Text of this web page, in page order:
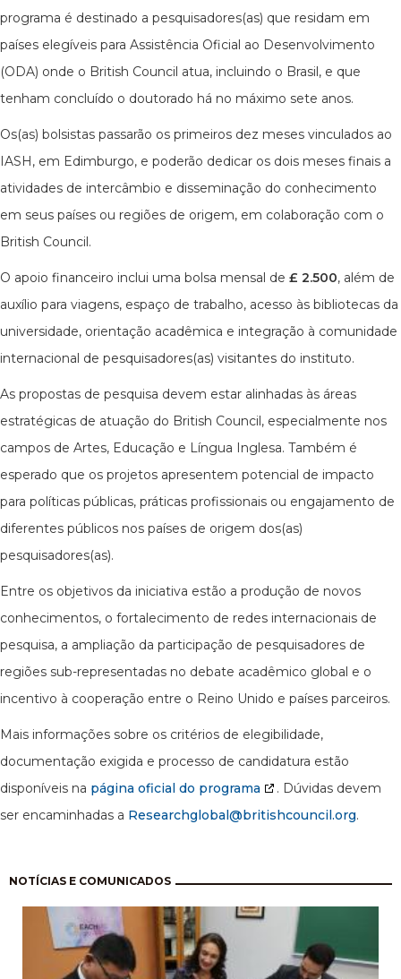
programa é destinado a pesquisadores(as) que residam em
países elegíveis para Assistência Oficial ao Desenvolvimento
(ODA) onde o British Council atua, incluindo o Brasil, e que
tenham concluído o doutorado há no máximo sete anos.
Os(as) bolsistas passarão os primeiros dez meses vinculados ao
IASH, em Edimburgo, e poderão dedicar os dois meses finais a
atividades de intercâmbio e disseminação do conhecimento
em seus países ou regiões de origem, em colaboração com o
British Council.
O apoio financeiro inclui uma bolsa mensal de £ 2.500, além de
auxílio para viagens, espaço de trabalho, acesso às bibliotecas da
universidade, orientação acadêmica e integração à comunidade
internacional de pesquisadores(as) visitantes do instituto.
As propostas de pesquisa devem estar alinhadas às áreas
estratégicas de atuação do British Council, especialmente nos
campos de Artes, Educação e Língua Inglesa. Também é
esperado que os projetos apresentem potencial de impacto
para políticas públicas, práticas profissionais ou engajamento de
diferentes públicos nos países de origem dos(as)
pesquisadores(as).
Entre os objetivos da iniciativa estão a produção de novos
conhecimentos, o fortalecimento de redes internacionais de
pesquisa, a ampliação da participação de pesquisadores de
regiões sub-representadas no debate acadêmico global e o
incentivo à cooperação entre o Reino Unido e países parceiros.
Mais informações sobre os critérios de elegibilidade,
documentação exigida e processo de candidatura estão
disponíveis na página oficial do programa
. Dúvidas devem
ser encaminhadas a Researchglobal@britishcouncil.org.
NOTÍCIAS E COMUNICADOS
Paginação